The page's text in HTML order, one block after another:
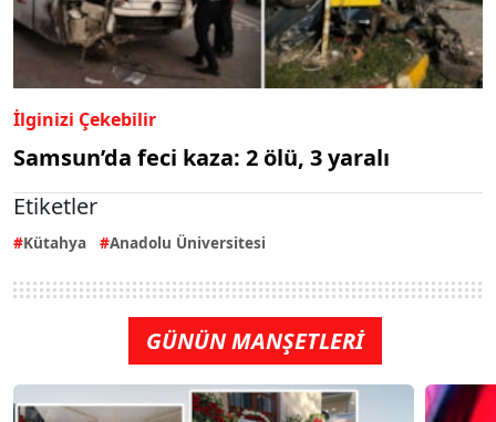
İlginizi Çekebilir
Samsun’da feci kaza: 2 ölü, 3 yaralı
Etiketler
Kütahya Anadolu Üniversitesi
GÜNÜN MANŞETLERİ